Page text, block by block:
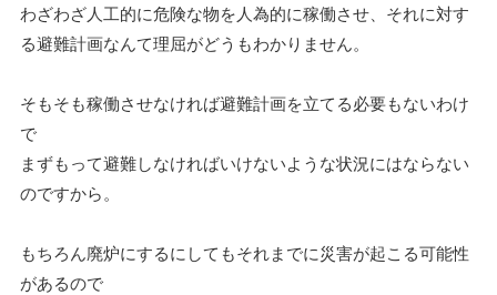
わざわざ人工的に危険な物を人為的に稼働させ、それに対す
る避難計画なんて理屈がどうもわかりません。
そもそも稼働させなければ避難計画を立てる必要もないわけ
で
まずもって避難しなければいけないような状況にはならない
のですから。
もちろん廃炉にするにしてもそれまでに災害が起こる可能性
があるので